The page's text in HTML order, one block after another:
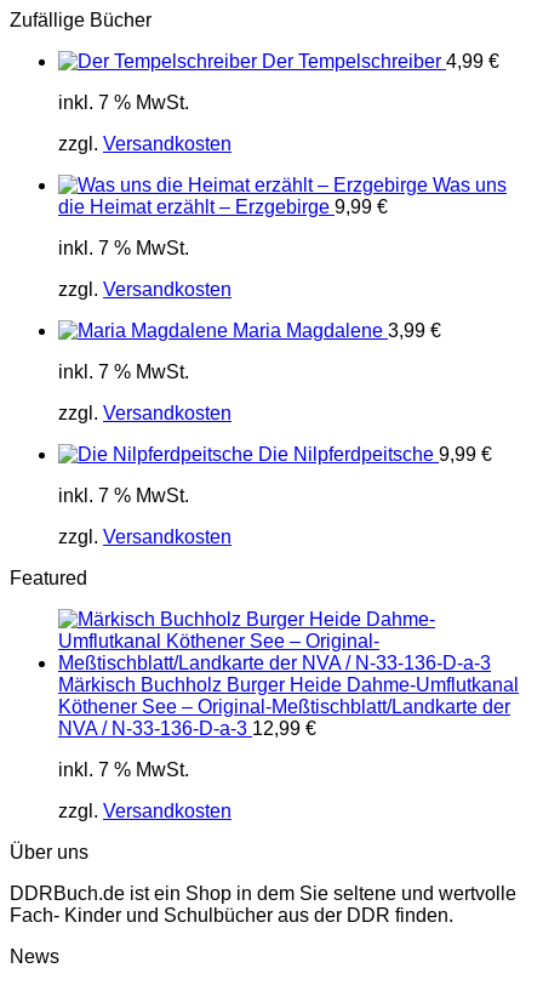
Zufällige Bücher
Der Tempelschreiber 4,99 €
inkl. 7 % MwSt.
zzgl. Versandkosten
Was uns
die Heimat erzählt – Erzgebirge 9,99 €
inkl. 7 % MwSt.
zzgl. Versandkosten
Maria Magdalene 3,99 €
inkl. 7 % MwSt.
zzgl. Versandkosten
Die Nilpferdpeitsche 9,99 €
inkl. 7 % MwSt.
zzgl. Versandkosten
Featured
Märkisch Buchholz Burger Heide Dahme-Umflutkanal
Köthener See – Original-Meßtischblatt/Landkarte der
NVA / N-33-136-D-a-3 12,99 €
inkl. 7 % MwSt.
zzgl. Versandkosten
Über uns
DDRBuch.de ist ein Shop in dem Sie seltene und wertvolle
Fach- Kinder und Schulbücher aus der DDR finden.
News